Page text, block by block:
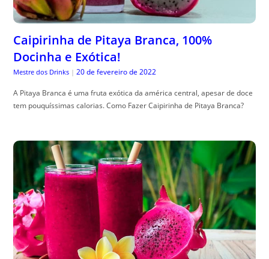
Caipirinha de Pitaya Branca, 100%
Docinha e Exótica!
Mestre dos Drinks | 20 de fevereiro de 2022
A Pitaya Branca é uma fruta exótica da américa central, apesar de doce
tem pouquíssimas calorias. Como Fazer Caipirinha de Pitaya Branca?